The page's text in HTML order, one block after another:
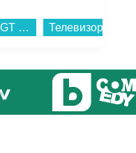
Смарт часовник Huawei WATCH GT 6 PRO BLACK 46mm Atum-B29F 55020FTU , 1.47...